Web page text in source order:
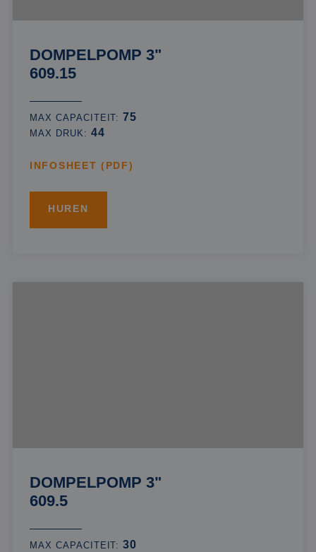
DOMPELPOMP 3"
609.15
MAX CAPACITEIT: 75
MAX DRUK: 44
INFOSHEET (PDF)
HUREN
DOMPELPOMP 3"
609.5
MAX CAPACITEIT:30